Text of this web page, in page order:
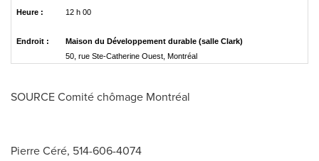
Heure : 12 h 00
Endroit :
Maison du Développement durable (salle Clark)
50, rue Ste-Catherine Ouest, Montréal
SOURCE Comité chômage Montréal
Pierre Céré, 514-606-4074